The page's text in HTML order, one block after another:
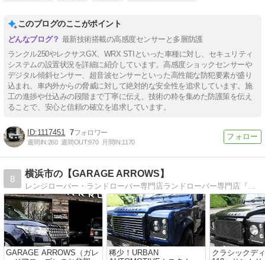
このブログのここがポイント
最新技術搭載の高感度センサーと多層防護
ランクル250やレクサスGX、WRX STIといった車種に対し、セキュリティ
システムの設置状況を詳細に紹介しています。高感度ショックセンサーや
デジタル傾斜センサー、超音波センサーといった高性能な防犯要素が盛り
込まれ、車内外からの脅威に対して絶対的な安全性を追求しています。施
工の進捗や仕込みの段階まで丁寧に伝え、技術の粋を集めた防護策を伝え
ることで、安心と信頼の確立を追求しています。
1117451 7
週間IN:260 週間OUT:970 月間IN:1170
8
横浜市の【GARAGE ARROWS】
GARAGE ARROWS（ガレ
稀少！URBAN
クラシックデ